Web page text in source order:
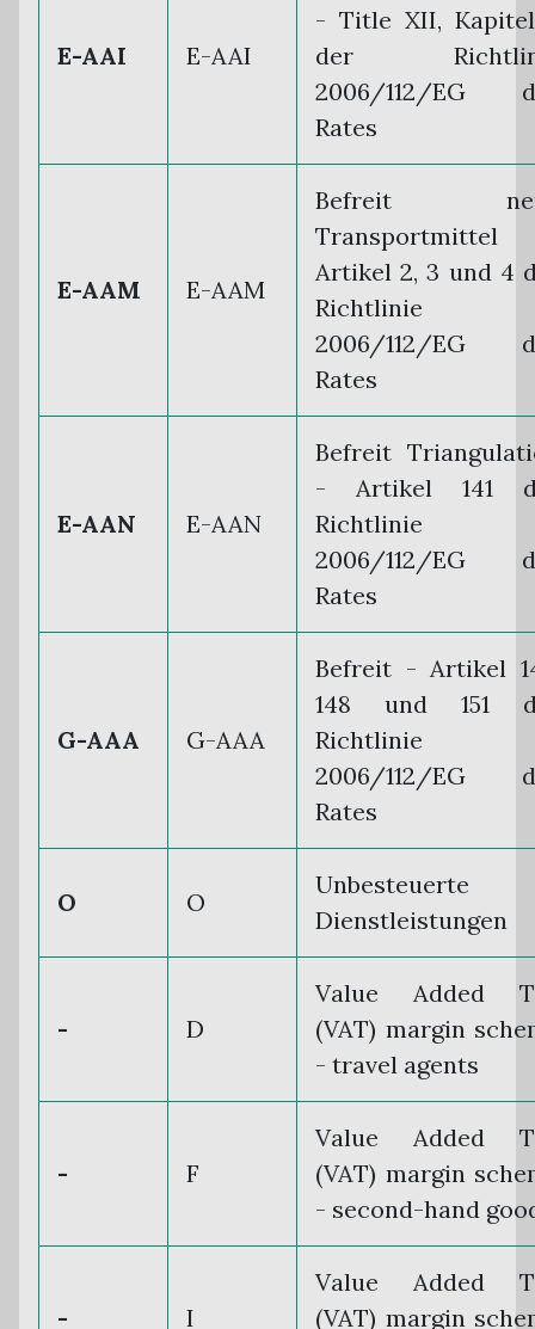
E-AAI E-AAI
- Title XII,
der
2006/112/EG
Rates
E-AAM E-AAM
Befreit
Artikel 2, 3 und 4
Richtlinie
2006/112/EG
Rates
E-AAN E-AAN
Befreit
- Artikel 141
Richtlinie
2006/112/EG
Rates
G-AAA G-AAA
Befreit - Artikel
148 und 151
Richtlinie
2006/112/EG
Rates
O O
Unbesteuerte
Dienstleistungen
- D
Value Added
(VAT) margin
- travel agents
- F
Value Added
(VAT) margin
- second-hand
- I
Value Added
(VAT) margin